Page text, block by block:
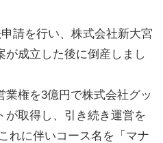
請を行い、株式会社新大宮
が成立した後に倒産しまし
業権を3億円で株式会社グッ
が取得し、引き続き運営を
れに伴いコース名を「マナ